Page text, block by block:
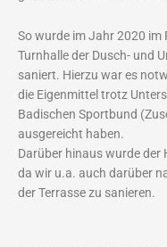
So wurde im Jahr 2020 im
Turnhalle der Dusch- und
saniert. Hierzu war es
die Eigenmittel trotz
Badischen Sportbund
ausgereicht haben.
Darüber hinaus wurde
da wir u.a. auch darüber
der Terrasse zu sanieren.